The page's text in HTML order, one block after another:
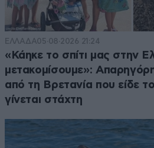
ΕΛΛΑΔΑ05·08·2026 21:24
«Κάηκε το σπίτι μας στην
μετακομίσουμε»:
από τη Βρετανία που είδε
γίνεται στάχτη